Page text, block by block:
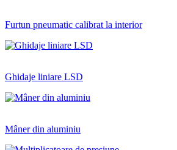
Furtun pneumatic calibrat la interior
Ghidaje liniare LSD
Mâner din aluminiu